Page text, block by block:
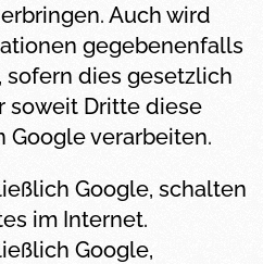
Auch wird
gegebenenfalls
sofern dies gesetzlich
soweit Dritte diese
Google verarbeiten.
Google, schalten
im Internet.
Google,